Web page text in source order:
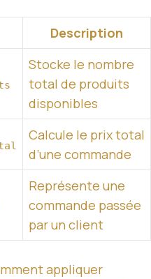
Description
Stocke le nombre
total de produits
disponibles
Calcule le prix total
d’une commande
Représente une
commande passée
par un client
appliquer